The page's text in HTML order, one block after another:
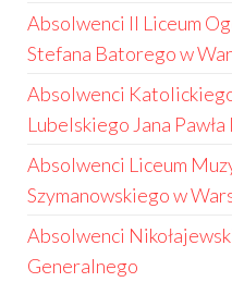
Absolwenci II Liceum
Stefana Batorego w
Absolwenci
Lubelskiego Jana Pawła
Absolwenci Liceum
Szymanowskiego w
Absolwenci
Generalnego